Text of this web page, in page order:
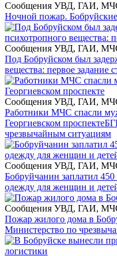
Сообщения УВД, ГАИ,
Ночной пожар.
Сообщения УВД, ГАИ,
Под Бобруйском был
вещества: первое задание
Сообщения УВД, ГАИ,
Работники МЧС спасли
Георгиевском проспекте
чрезвычайным ситуациям
Сообщения УВД, ГАИ,
Бобруйчанин заплатил
одежду для женщин и
Сообщения УВД, ГАИ,
Пожар жилого дома в
Министерство по